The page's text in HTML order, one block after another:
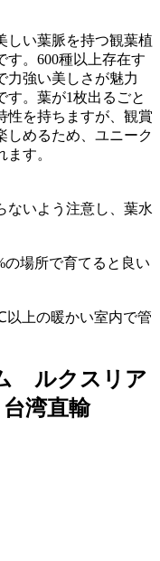
い葉脈を持つ観葉植
す。600種以上存在す
力強い美しさが魅力
す。葉が1枚出るごと
性を持ちますが、観賞
しめるため、ユニーク
す。
ないよう注意し、葉水
の場所で育てると良い
上の暖かい室内で管
ルクスリア
湾直輸